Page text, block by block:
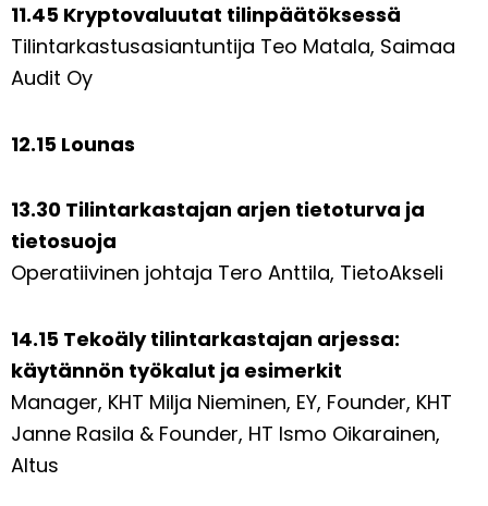
11.45 Kryptovaluutat tilinpäätöksessä
Tilintarkastusasiantuntija Teo Matala, Saimaa
Audit Oy
12.15 Lounas
13.30 Tilintarkastajan arjen tietoturva ja
tietosuoja
Operatiivinen johtaja Tero Anttila, TietoAkseli
14.15 Tekoäly tilintarkastajan arjessa:
käytännön työkalut ja esimerkit
Manager, KHT Milja Nieminen, EY, Founder, KHT
Janne Rasila & Founder, HT Ismo Oikarainen,
Altus